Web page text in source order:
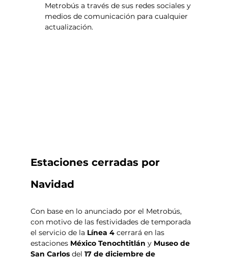
Metrobús a través de sus redes sociales y
medios de comunicación para cualquier
actualización.
Estaciones cerradas por
Navidad
Con base en lo anunciado por el Metrobús,
con motivo de las festividades de temporada
el servicio de la Línea 4 cerrará en las
estaciones México Tenochtitlán y Museo de
San Carlos del 17 de diciembre de